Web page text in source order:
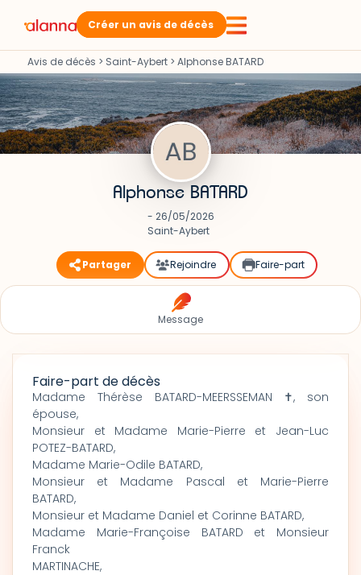
Créer un avis de décès
Avis de décès > Saint-Aybert > Alphonse BATARD
Alphonse BATARD
- 26/05/2026
Saint-Aybert
Partager Rejoindre Faire-part
Message
Faire-part de décès
Madame Thérèse BATARD-MEERSSEMAN ✝, son
épouse,
Monsieur et Madame Marie-Pierre et Jean-Luc
POTEZ-BATARD,
Madame Marie-Odile BATARD,
Monsieur et Madame Pascal et Marie-Pierre
BATARD,
Monsieur et Madame Daniel et Corinne BATARD,
Madame Marie-Françoise BATARD et Monsieur
Franck
MARTINACHE,